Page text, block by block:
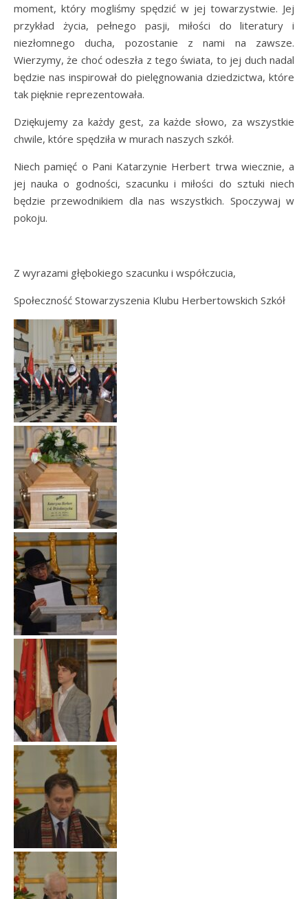
moment, który mogliśmy spędzić w jej towarzystwie. Jej
przykład życia, pełnego pasji, miłości do literatury i
niezłomnego ducha, pozostanie z nami na zawsze.
Wierzymy, że choć odeszła z tego świata, to jej duch nadal
będzie nas inspirował do pielęgnowania dziedzictwa, które
tak pięknie reprezentowała.
Dziękujemy za każdy gest, za każde słowo, za wszystkie
chwile, które spędziła w murach naszych szkół.
Niech pamięć o Pani Katarzynie Herbert trwa wiecznie, a
jej nauka o godności, szacunku i miłości do sztuki niech
będzie przewodnikiem dla nas wszystkich. Spoczywaj w
pokoju.
Z wyrazami głębokiego szacunku i współczucia,
Społeczność Stowarzyszenia Klubu Herbertowskich Szkół